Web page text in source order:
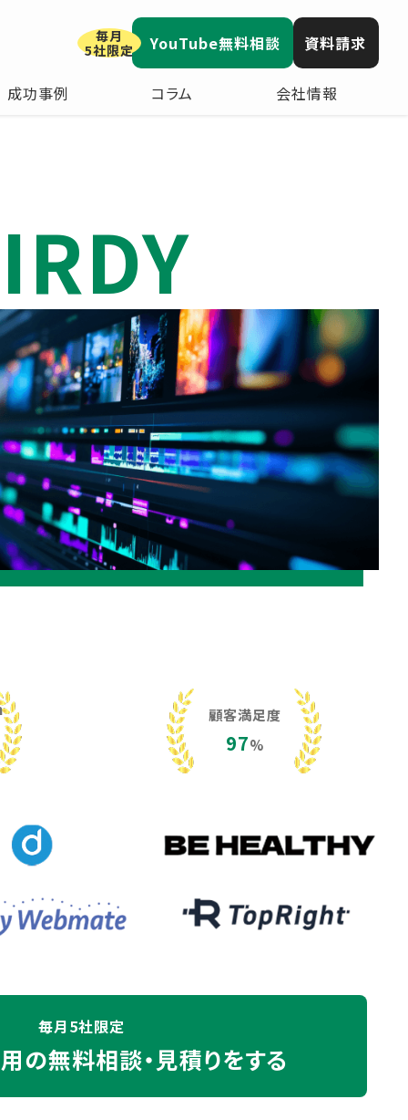
成功事例 コラム 会社情報
毎月
5社限定
YouTube無料相談 資料請求
顧客満足度
97%
毎月5社限定
の無料相談・見積りをする